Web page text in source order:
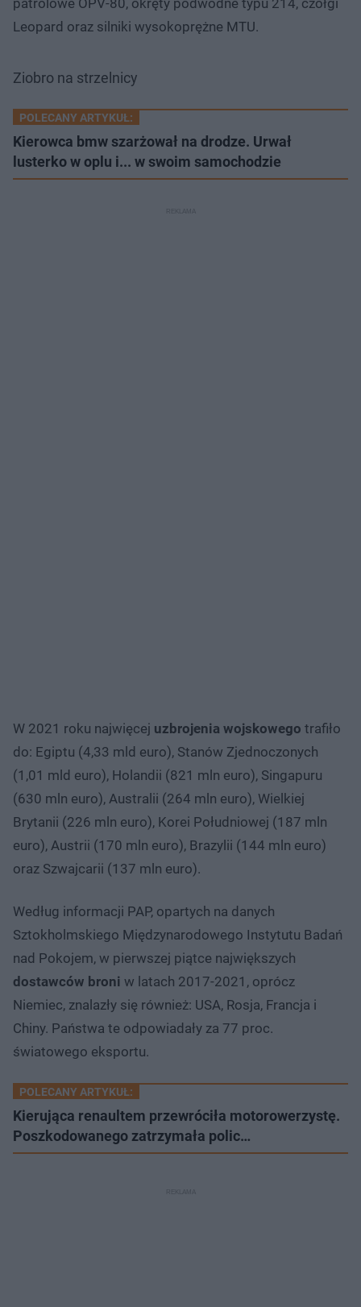
Leopard oraz silniki wysokoprężne MTU.
Ziobro na strzelnicy
POLECANY ARTYKUŁ:
Kierowca bmw szarżował na drodze. Urwał
lusterko w oplu i... w swoim samochodzie
W 2021 roku najwięcej uzbrojenia wojskowego trafiło
do: Egiptu (4,33 mld euro), Stanów Zjednoczonych
(1,01 mld euro), Holandii (821 mln euro), Singapuru
(630 mln euro), Australii (264 mln euro), Wielkiej
Brytanii (226 mln euro), Korei Południowej (187 mln
euro), Austrii (170 mln euro), Brazylii (144 mln euro)
oraz Szwajcarii (137 mln euro).
Według informacji PAP, opartych na danych
Sztokholmskiego Międzynarodowego Instytutu Badań
nad Pokojem, w pierwszej piątce największych
dostawców broni w latach 2017-2021, oprócz
Niemiec, znalazły się również: USA, Rosja, Francja i
Chiny. Państwa te odpowiadały za 77 proc.
światowego eksportu.
POLECANY ARTYKUŁ:
Kierująca renaultem przewróciła motorowerzystę.
Poszkodowanego zatrzymała polic…